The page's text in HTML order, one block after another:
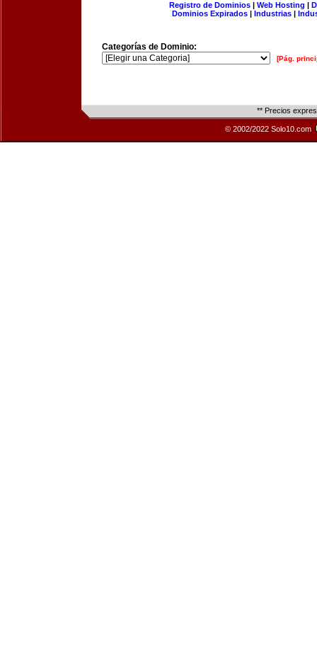
Registro de Dominios| Web Hosting |
Dominios Expirados | Industrias |
Categorías de Dominio:
[Pág.
** Precios
© 2002/2022 Solo10.com